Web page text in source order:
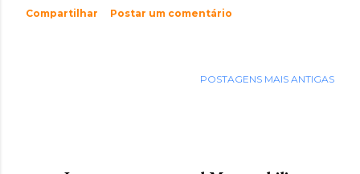
Compartilhar Postar um comentário
POSTAGENS MAIS ANTIGAS